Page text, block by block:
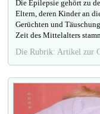
Die Epilepsie gehört zu
Eltern, deren Kinder an
Gerüchten und
Zeit des Mittelalters
Die Rubrik: Artikel zur